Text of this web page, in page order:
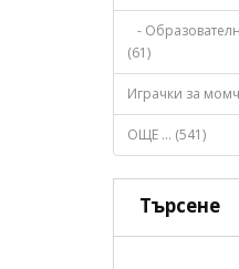
-
(61)
Играчки за
ОЩЕ ... (541)
Търсене